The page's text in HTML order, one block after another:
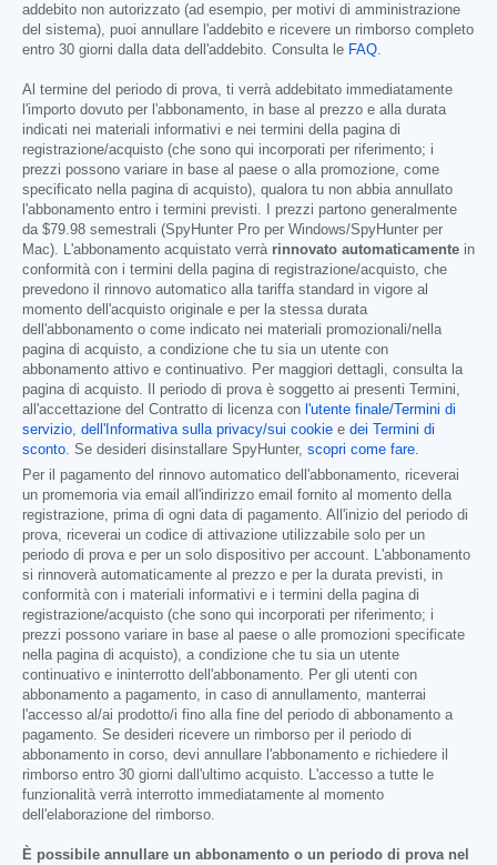
addebito non autorizzato (ad esempio, per motivi di amministrazione
del sistema), puoi annullare l'addebito e ricevere un rimborso completo
entro 30 giorni dalla data dell'addebito. Consulta le FAQ
Al termine del periodo di prova, ti verrà addebitato immediatamente
l'importo dovuto per l'abbonamento, in base al prezzo e alla durata
indicati nei materiali informativi e nei termini della pagina di
registrazione/acquisto (che sono qui incorporati per riferimento; i
prezzi possono variare in base al paese o alla promozione, come
specificato nella pagina di acquisto), qualora tu non abbia annullato
l'abbonamento entro i termini previsti. I prezzi partono generalmente
da $79.98 semestrali (SpyHunter Pro per Windows/SpyHunter per
Mac). L'abbonamento acquistato verrà rinnovato automaticamente in
conformità con i termini della pagina di registrazione/acquisto, che
prevedono il rinnovo automatico alla tariffa standard in vigore al
momento dell'acquisto originale e per la stessa durata
dell'abbonamento o come indicato nei materiali promozionali/nella
pagina di acquisto, a condizione che tu sia un utente con
abbonamento attivo e continuativo. Per maggiori dettagli, consulta la
pagina di acquisto. Il periodo di prova è soggetto ai presenti Termini,
all'accettazione del Contratto di licenza con l'utente finale/Termini di
servizio dell'Informativa sulla privacy/sui cookie e dei Termini di
sconto . Se desideri disinstallare SpyHunter, scopri come fare
Per il pagamento del rinnovo automatico dell'abbonamento, riceverai
un promemoria via email all'indirizzo email fornito al momento della
registrazione, prima di ogni data di pagamento. All'inizio del periodo di
prova, riceverai un codice di attivazione utilizzabile solo per un
periodo di prova e per un solo dispositivo per account. L'abbonamento
si rinnoverà automaticamente al prezzo e per la durata previsti, in
conformità con i materiali informativi e i termini della pagina di
registrazione/acquisto (che sono qui incorporati per riferimento; i
prezzi possono variare in base al paese o alle promozioni specificate
nella pagina di acquisto), a condizione che tu sia un utente
continuativo e ininterrotto dell'abbonamento. Per gli utenti con
abbonamento a pagamento, in caso di annullamento, manterrai
l'accesso al/ai prodotto/i fino alla fine del periodo di abbonamento a
pagamento. Se desideri ricevere un rimborso per il periodo di
abbonamento in corso, devi annullare l'abbonamento e richiedere il
rimborso entro 30 giorni dall'ultimo acquisto. L'accesso a tutte le
funzionalità verrà interrotto immediatamente al momento
dell'elaborazione del rimborso.
È possibile annullare un abbonamento o un periodo di prova nel